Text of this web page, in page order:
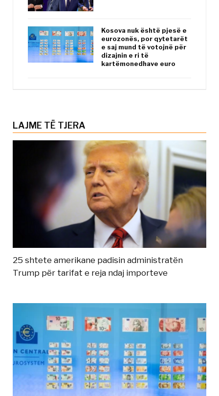
Kosova nuk është pjesë e
eurozonës, por qytetarët
e saj mund të votojnë për
dizajnin e ri të
kartëmonedhave euro
LAJME TË TJERA
25 shtete amerikane padisin administratën
Trump për tarifat e reja ndaj importeve